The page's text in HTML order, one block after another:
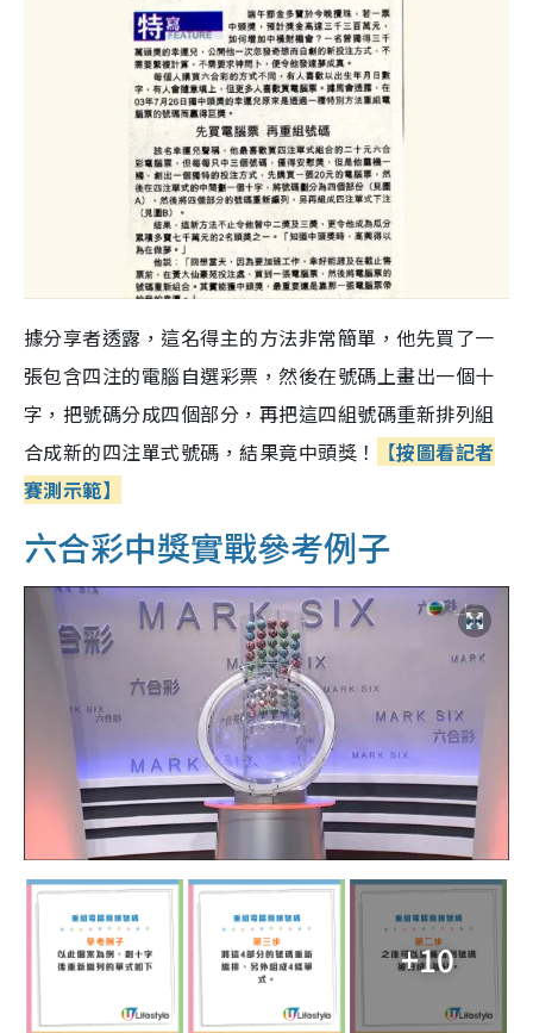
據分享者透露，這名得主的方法非常簡單，他先買了一
張包含四注的電腦自選彩票，然後在號碼上畫出一個十
字，把號碼分成四個部分，再把這四組號碼重新排列組
合成新的四注單式號碼，結果竟中頭獎！
【按圖看記者
賽測示範】
六合彩中獎實戰參考例子
+10